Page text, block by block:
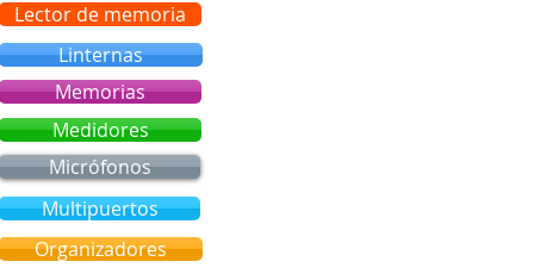
Lector de memoria
Linternas
Memorias
Medidores
Micrófonos
Multipuertos
Organizadores